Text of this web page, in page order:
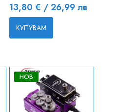
Цена
13,80 € / 26,99 лв
КУПУВАМ
НОВ